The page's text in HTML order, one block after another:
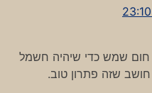
חום שמש כדי שיהיה חשמל
שזה פתרון טוב.